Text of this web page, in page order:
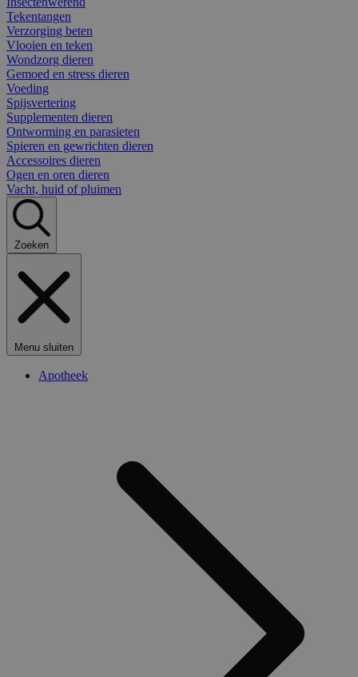
Tekentangen
Verzorging beten
Vlooien en teken
Wondzorg dieren
Gemoed en stress dieren
Voeding
Spijsvertering
Supplementen dieren
Ontworming en parasieten
Spieren en gewrichten dieren
Accessoires dieren
Ogen en oren dieren
Vacht, huid of pluimen
Zoeken
Menu sluiten
Apotheek